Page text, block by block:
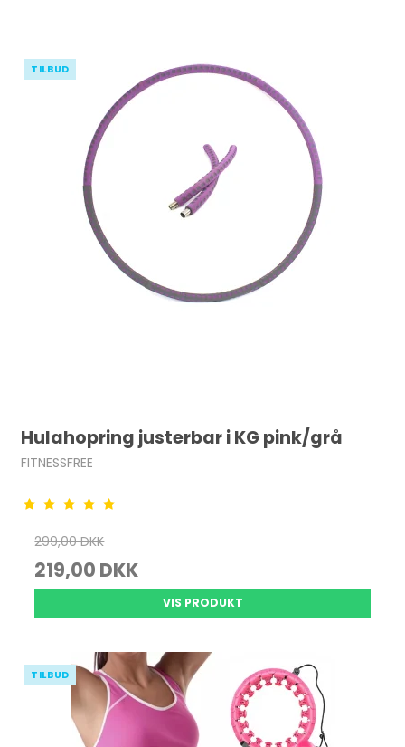
TILBUD
Hulahopring justerbar i KG pink/grå
FITNESSFREE
299,00 DKK
219,00 DKK
VIS PRODUKT
TILBUD